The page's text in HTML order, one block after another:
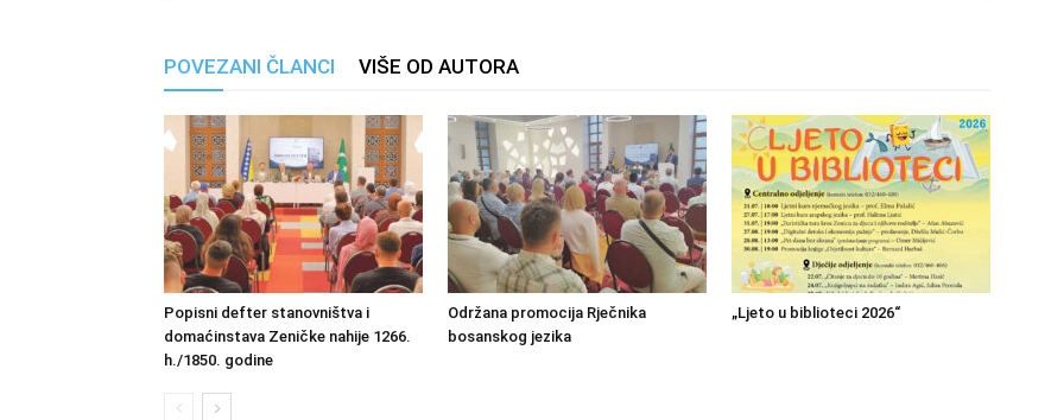
POVEZANI ČLANCI VIŠE OD AUTORA
Popisni defter stanovništva i
domaćinstava Zeničke nahije 1266.
h./1850. godine
Održana promocija Rječnika
bosanskog jezika
„Ljeto u biblioteci 2026“